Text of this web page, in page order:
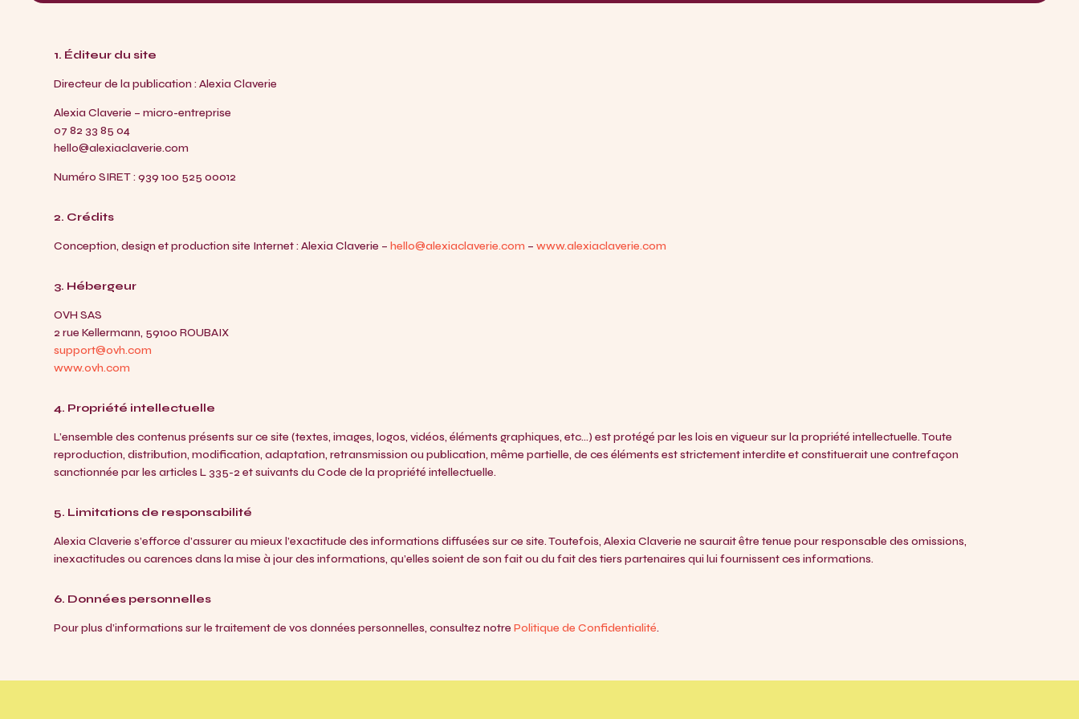
1. Éditeur du site
Directeur de la publication : Alexia Claverie
Alexia Claverie –micro-entreprise
07 82 33 85 04
hello@alexiaclaverie.com
Numéro SIRET :939 100 525 00012
2. Crédits
Conception, design et production site Internet : Alexia Claverie – hello@alexiaclaverie.com – www.alexiaclaverie.com
3. Hébergeur
OVH SAS
2 rue Kellermann, 59100 ROUBAIX
support@ovh.com
www.ovh.com
4. Propriété intellectuelle
L’ensemble des contenus présents sur ce site (textes, images, logos, vidéos, éléments graphiques, etc…) est protégé par les lois en vigueur sur la propriété intellectuelle. Toute
reproduction, distribution, modification, adaptation, retransmission ou publication, même partielle, de ces éléments est strictement interdite et constituerait une contrefaçon
sanctionnée par les articles L 335-2 et suivants du Code de la propriété intellectuelle.
5. Limitations de responsabilité
Alexia Claverie s’efforce d’assurer au mieux l’exactitude des informations diffusées sur ce site. Toutefois, Alexia Claverie ne saurait être tenue pour responsable des omissions,
inexactitudes ou carences dans la mise à jour des informations, qu’elles soient de son fait ou du fait des tiers partenaires qui lui fournissent ces informations.
6. Données personnelles
Pour plus d’informations sur le traitement de vos données personnelles, consultez notrePolitique de Confidentialité.